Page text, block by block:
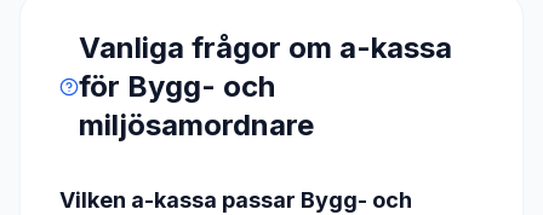
Vanliga frågor om a-kassa
för Bygg- och
miljösamordnare
Vilken a-kassa passar Bygg- och